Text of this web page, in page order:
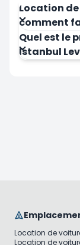
Location
comment
Quel est le
Istanbul
Location de
Location de